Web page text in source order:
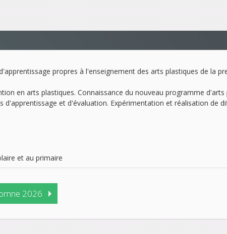
propres à l'enseignement des arts plastiques de la
en arts plastiques. Connaissance du nouveau programme d'arts
et d'évaluation. Expérimentation et réalisation de
et au primaire
2026